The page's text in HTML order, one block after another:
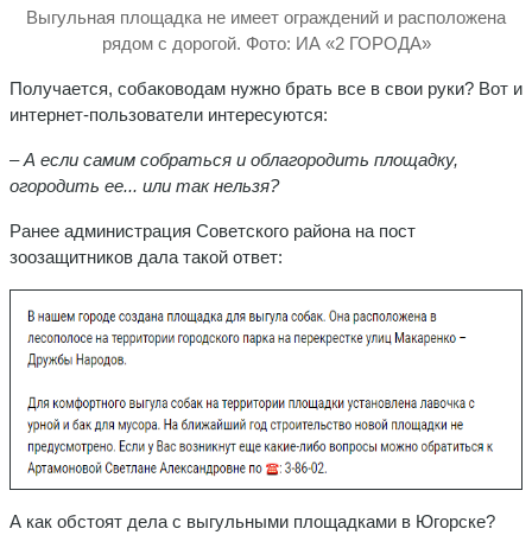
Выгульная площадка не имеет ограждений и расположена
рядом с дорогой. Фото: ИА «2 ГОРОДА»
Получается, собаководам нужно брать все в свои руки? Вот и
интернет-пользователи интересуются:
– А если самим собраться и облагородить площадку,
огородить ее... или так нельзя?
Ранее администрация Советского района на пост
зоозащитников дала такой ответ:
А как обстоят дела с выгульными площадками в Югорске?